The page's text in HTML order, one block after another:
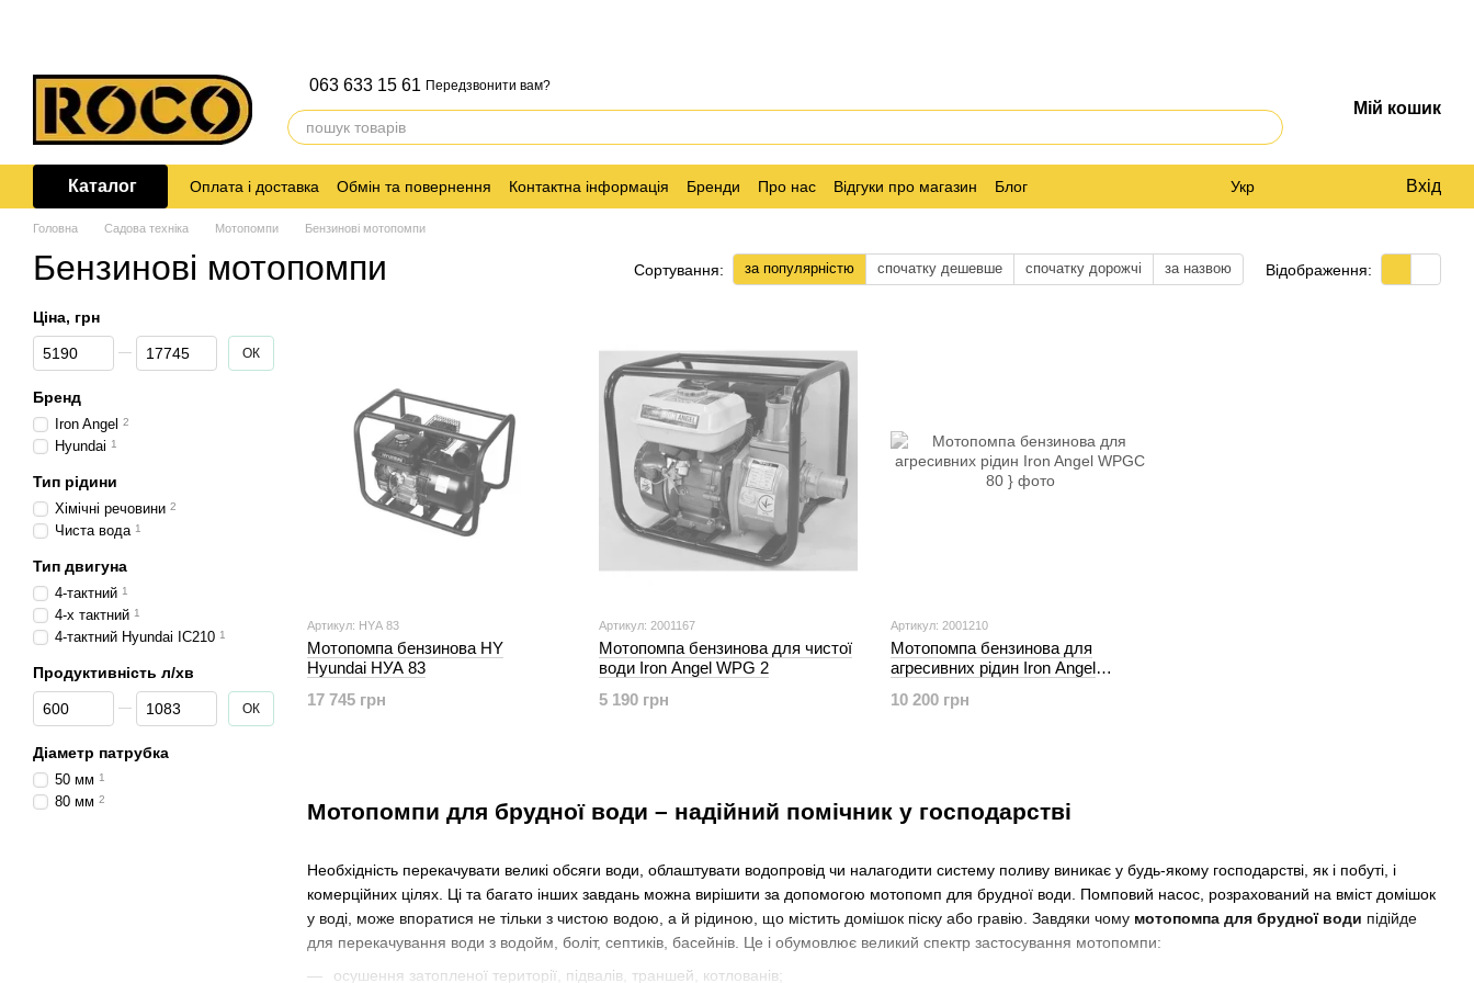
063 633 15 61 Передзвонити вам?
Мій кошик
Каталог Оплата і доставка Обмін та повернення Контактна інформація Бренди Про нас Відгуки про магазин Блог Укр Вхід
Головна Садова техніка Мотопомпи Бензинові мотопомпи
Бензинові мотопомпи Сортування: за популярністю спочатку дешевше спочатку дорожчі за назвою Відображення:
Мотопомпи для брудної води – надійний помічник у господарстві
Необхідність перекачувати великі обсяги води, облаштувати водопровід чи налагодити систему поливу виникає у будь-якому господарстві, як і побуті, і
комерційних цілях. Ці та багато інших завдань можна вирішити за допомогою мотопомп для брудної води. Помповий насос, розрахований на вміст домішок
у воді, може впоратися не тільки з чистою водою, а й рідиною, що містить домішок піску або гравію. Завдяки чому мотопомпа для брудної води підійде
для перекачування води з водойм, боліт, септиків, басейнів. Це і обумовлює великий спектр застосування мотопомпи:
осушення затопленої території, підвалів, траншей, котлованів;
Артикул: HYА 83
Мотопомпа бензинова HY
Hyundai НУА 83
17 745 грн
Артикул: 2001167
Мотопомпа бензинова для чистої
води Iron Angel WPG 2
5 190 грн
Артикул: 2001210
Мотопомпа бензинова для
агресивних рідин Iron Angel
10 200 грн
Ціна, грн
Від Ціна, грн
До Ціна, грн ОК
Бренд
Iron Angel 2
Hyundai 1
Тип рідини
Хімічні речовини 2
Чиста вода 1
Тип двигуна
4-тактний 1
4-х тактний 1
4-тактний Hyundai IC210 1
Продуктивність л/хв
Від Продуктивність л/хв
До Продуктивність л/хв ОК
Діаметр патрубка
50 мм 1
80 мм 2